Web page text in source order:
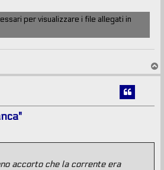
per visualizzare i file allegati in
o
accorto che la corrente era